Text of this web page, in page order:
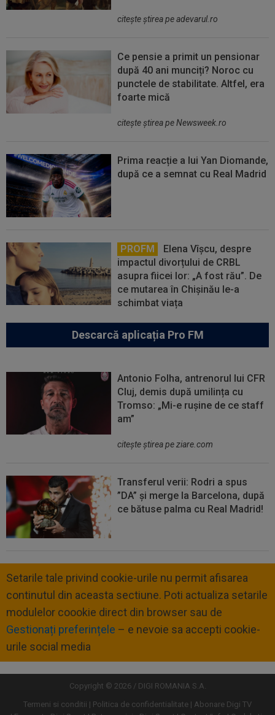
citeşte ştirea pe adevarul.ro
Ce pensie a primit un pensionar
după 40 ani munciți? Noroc cu
punctele de stabilitate. Altfel, era
foarte mică
citeşte ştirea pe Newsweek.ro
Prima reacție a lui Yan Diomande,
după ce a semnat cu Real Madrid
PROFM
Elena Vîșcu, despre
impactul divorțului de CRBL
asupra fiicei lor: „A fost rău”. De
ce mutarea în Chișinău le-a
schimbat viața
Descarcă aplicația Pro FM
Antonio Folha, antrenorul lui CFR
Cluj, demis după umilința cu
Tromso: „Mi-e rușine de ce staff
am”
citeşte ştirea pe ziare.com
Transferul verii: Rodri a spus
”DA” și merge la Barcelona, după
ce bătuse palma cu Real Madrid!
Setarile tale privind cookie-urile nu permit afisarea
continutul din aceasta sectiune. Poti actualiza setarile
modulelor coookie direct din browser sau de
Gestionați preferințele – e nevoie sa accepti cookie-
urile social media
Copyright © 2026 / DIGI ROMANIA S.A.
Termeni si conditii
Politica de confidentialitate
Abonare Digi TV